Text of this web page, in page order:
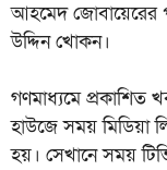
আহমেদ জোবায়েরের
উদ্দিন খোকন।
গণমাধ্যমে প্রকাশিত
হাউজে সময় মিডিয়া
হয়। সেখানে সময়